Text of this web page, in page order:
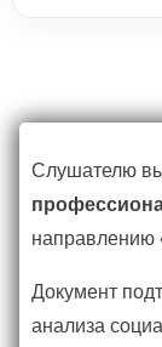
Слушателю
направлению
Документ
анализа